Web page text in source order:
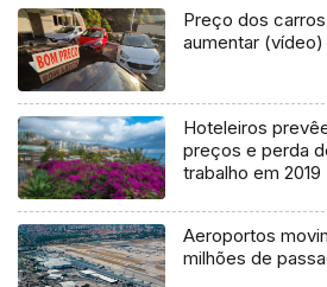
Preço dos
aumentar (vídeo)
Hoteleiros
preços e perda
trabalho em 2019
Aeroportos
milhões de